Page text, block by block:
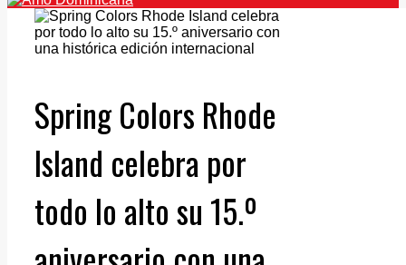
Spring Colors Rhode
Island celebra por
todo lo alto su 15.º